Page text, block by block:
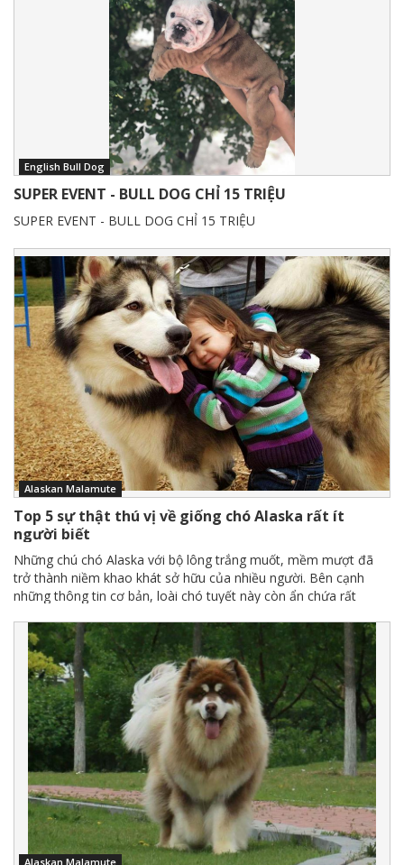
English Bull Dog
SUPER EVENT - BULL DOG CHỈ 15 TRIỆU
SUPER EVENT - BULL DOG CHỈ 15 TRIỆU
Alaskan Malamute
Top 5 sự thật thú vị về giống chó Alaska rất ít
người biết
Những chú chó Alaska với bộ lông trắng muốt, mềm mượt đã
trở thành niềm khao khát sở hữu của nhiều người. Bên cạnh
những thông tin cơ bản, loài chó tuyết này còn ẩn chứa rất
Alaskan Malamute